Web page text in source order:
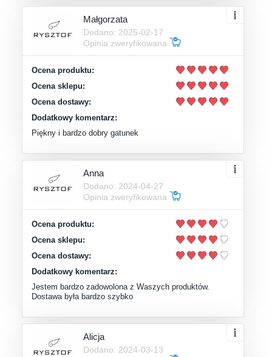
Małgorzata
Dodano: 2025-02-17
Opinia zweryfikowana
Ocena produktu:
Ocena sklepu:
Ocena dostawy:
Dodatkowy komentarz:
Piękny i bardzo dobry gatunek
Anna
Dodano: 2024-04-27
Opinia zweryfikowana
Ocena produktu:
Ocena sklepu:
Ocena dostawy:
Dodatkowy komentarz:
Jestem bardzo zadowolona z Waszych produktów.
Dostawa była bardzo szybko
Alicja
Dodano: 2024-03-13